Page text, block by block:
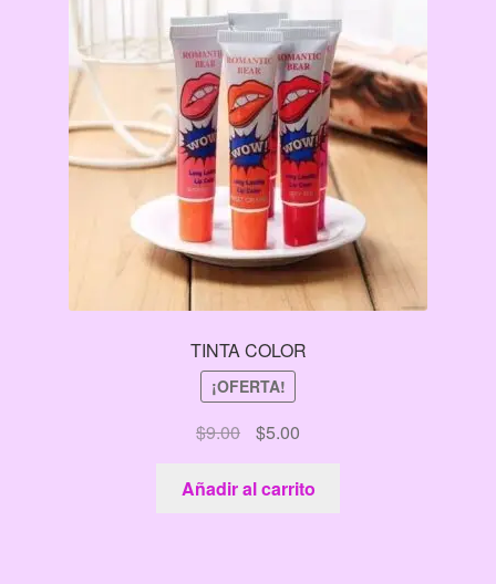
TINTA COLOR
¡OFERTA!
$9.00
El
precio
original
era:
$5.00El
precio
actual
es:
Añadir al carrito